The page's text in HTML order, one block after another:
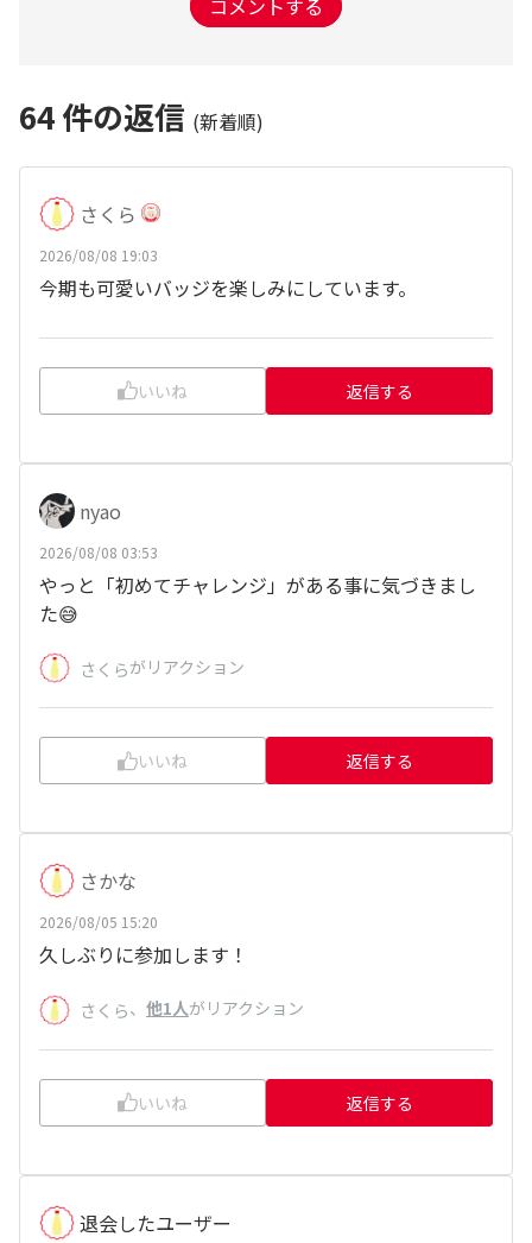
64件の返信 (新着順)
さくら
2026/08/08 19:03
今期も可愛いバッジを楽しみにしています。
いいね 返信する
nyao
2026/08/08 03:53
やっと「初めてチャレンジ」がある事に気づきまし
た😅
さくらがリアクション
いいね 返信する
さかな
2026/08/05 15:20
久しぶりに参加します！
さくら、 他1人がリアクション
いいね 返信する
退会したユーザー